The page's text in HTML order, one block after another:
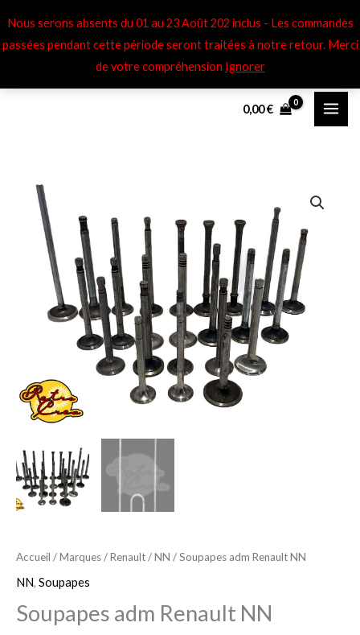
Nous serons absents du 01 au 23 Août 202 inclus - Les commandes
passées pendant cette période seront traitées à notre retour​. Merci
de votre compréhension Ignorer
au
contenu
0,00€
Accueil /Marques/Renault/NN / Soupapes adm Renault NN
NN, Soupapes
Soupapes adm Renault NN
quantité
Soupapes
Renault